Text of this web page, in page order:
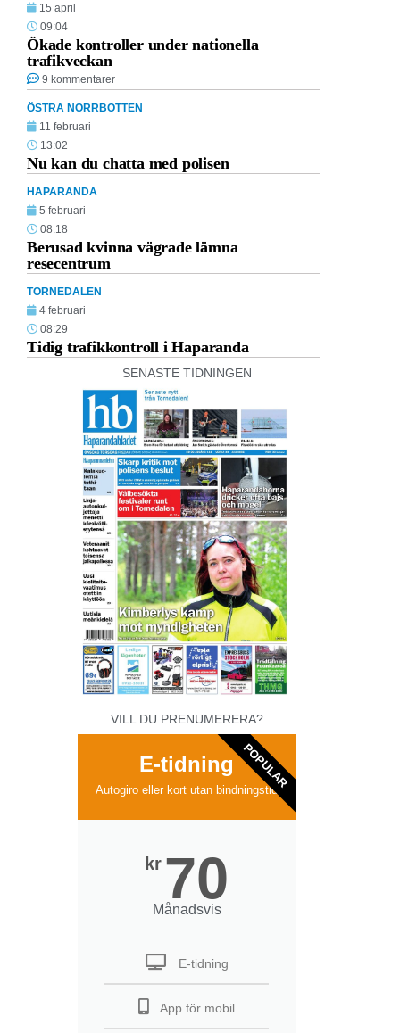
15 april
09:04
Ökade kontroller under nationella
trafikveckan
9 kommentarer
ÖSTRA NORRBOTTEN
11 februari
13:02
Nu kan du chatta med polisen
HAPARANDA
5 februari
08:18
Berusad kvinna vägrade lämna
resecentrum
TORNEDALEN
4 februari
08:29
Tidig trafikkontroll i Haparanda
SENASTE TIDNINGEN
VILL DU PRENUMERERA?
E-tidning
Autogiro eller kort utan bindningstid
kr 70
Månadsvis
E-tidning
App för mobil
POPULAR